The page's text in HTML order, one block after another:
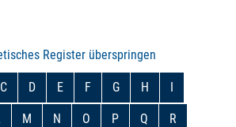
Register überspringen
C D E F G H I
M N O P Q R